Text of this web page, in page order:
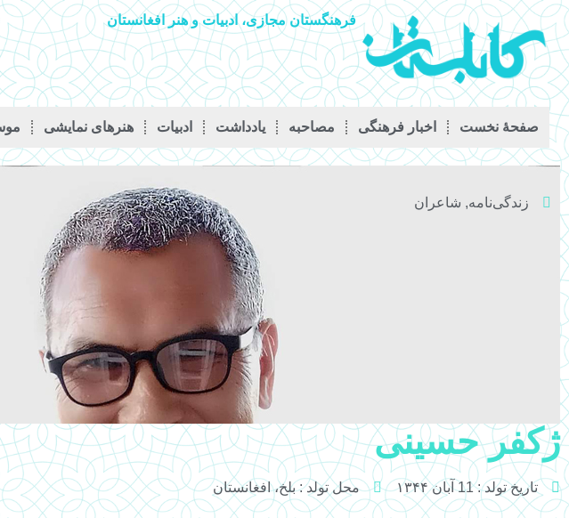
فرهنگستان مجازی، ادبیات و هنر افغانستان
صفحۀ نخست اخبار فرهنگی مصاحبه يادداشت ادبیات هنرهای نمایشی
زندگی‌نامه, شاعران
ژکفر حسینی
تاریخ تولد : 11 آبان ۱۳۴۴ محل تولد : بلخ، افغانستان